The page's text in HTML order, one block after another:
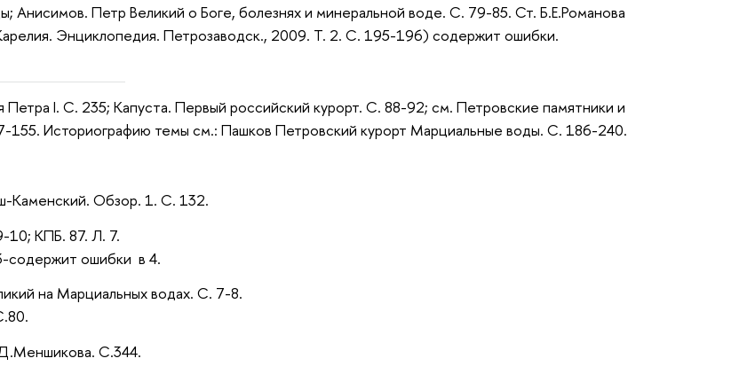
Анисимов. Петр Великий о Боге, болезнях и минеральной воде. С. 79-85. Ст. Б.Е.Романова
Энциклопедия. Петрозаводск., 2009. Т. 2. С. 195-196) содержит ошибки.
I. С. 235; Капуста. Первый российский курорт. С. 88-92; см. Петровские памятники и
155. Историографию темы см.: Пашков Петровский курорт Марциальные воды. С. 186-240.
Каменский. Обзор. 1. С. 132.
10; КПБ. 87. Л. 7.
содержит ошибки в 4.
на Марциальных водах. С. 7-8.
С.344.